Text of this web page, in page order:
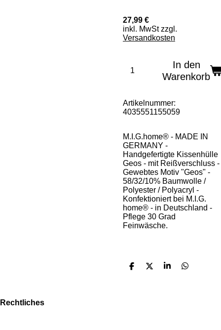
27,99 €
inkl. MwSt zzgl.
Versandkosten
In den
Warenkorb
Artikelnummer:
4035551155059
M.I.G.home® - MADE IN
GERMANY -
Handgefertigte Kissenhülle
Geos - mit Reißverschluss -
Gewebtes Motiv "Geos" -
58/32/10% Baumwolle /
Polyester / Polyacryl -
Konfektioniert bei M.I.G.
home® - in Deutschland -
Pflege 30 Grad
Feinwäsche.
T
T
T
T
Rechtliches